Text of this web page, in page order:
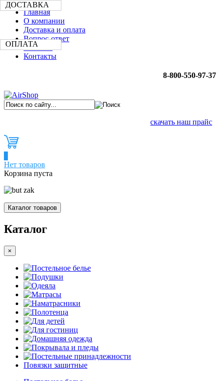
Главная
О компании
Доставка и оплата
Вопрос-ответ
Новости
Контакты
8-800-550-97-37
скачать наш прайс
Нет товаров
Корзина пуста
Каталог товаров
Каталог
×
Постельное белье
Подушки
Одеяла
Матрасы
Наматрасники
Полотенца
Для детей
Для гостиниц
Домашняя одежда
Покрывала и пледы
Постельные принадлежности
Повязки защитные
ДОСТАВКА
ОПЛАТА